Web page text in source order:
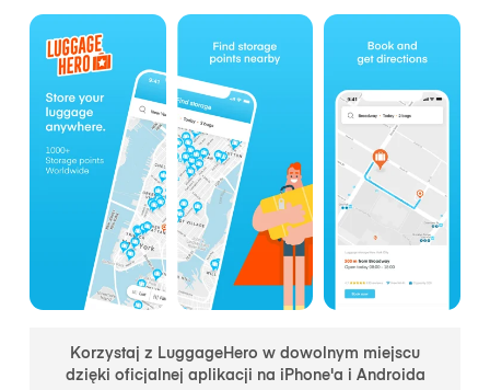
Korzystaj z LuggageHero w dowolnym miejscu
dzięki oficjalnej aplikacji na iPhone'a i Androida